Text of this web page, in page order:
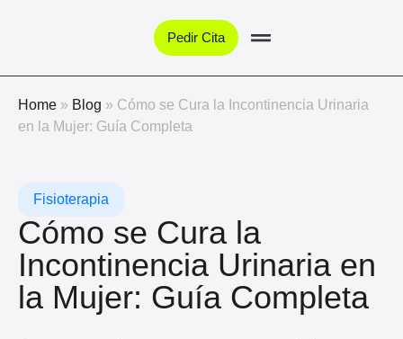
Pedir Cita
Home » Blog » Cómo se Cura la Incontinencia Urinaria
en la Mujer: Guía Completa
Fisioterapia
Cómo se Cura la
Incontinencia Urinaria en
la Mujer: Guía Completa